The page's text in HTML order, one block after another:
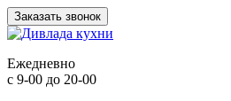
Заказать звонок
Ежедневно
с 9-00 до 20-00